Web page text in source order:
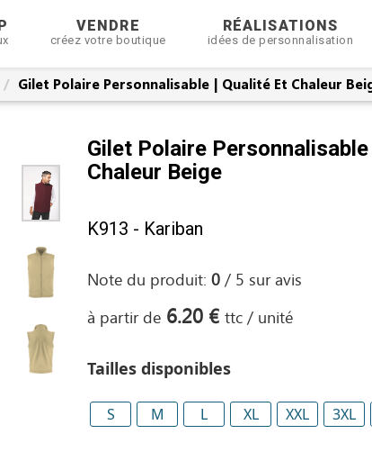
VENDRE
créez votre boutique
RÉALISATIONS
idées de personnalisation
Gilet Polaire Personnalisable | Qualité Et Chaleur
Gilet Polaire
Chaleur Beige
K913 - Kariban
Note du produit:0 / 5 suravis
à partir de 6.20 €ttc / unité
Tailles disponibles
S M L XL XXL 3XL